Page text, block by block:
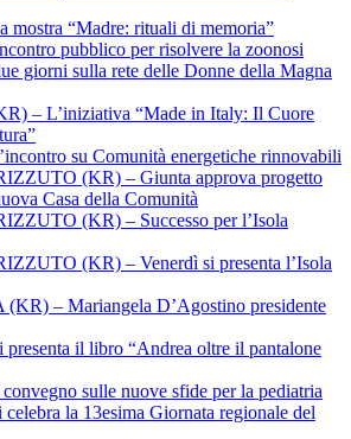
mostra “Madre: rituali di memoria”
pubblico per risolvere la zoonosi
giorni sulla rete delle Donne della Magna
– L’iniziativa “Made in Italy: Il Cuore
su Comunità energetiche rinnovabili
(KR) – Giunta approva progetto
Casa della Comunità
(KR) – Successo per l’Isola
(KR) – Venerdì si presenta l’Isola
– Mariangela D’Agostino presidente
il libro “Andrea oltre il pantalone
sulle nuove sfide per la pediatria
la 13esima Giornata regionale del